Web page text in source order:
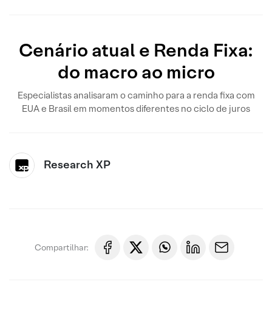
Cenário atual e Renda Fixa:
do macro ao micro
Especialistas analisaram o caminho para a renda fixa com
EUA e Brasil em momentos diferentes no ciclo de juros
Research XP
Compartilhar: